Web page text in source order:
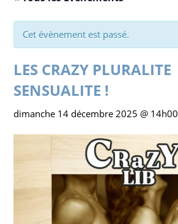
Cet évènement est passé.
LES CRAZY PLURALITE
SENSUALITE !
dimanche 14 décembre 2025 @ 14h00